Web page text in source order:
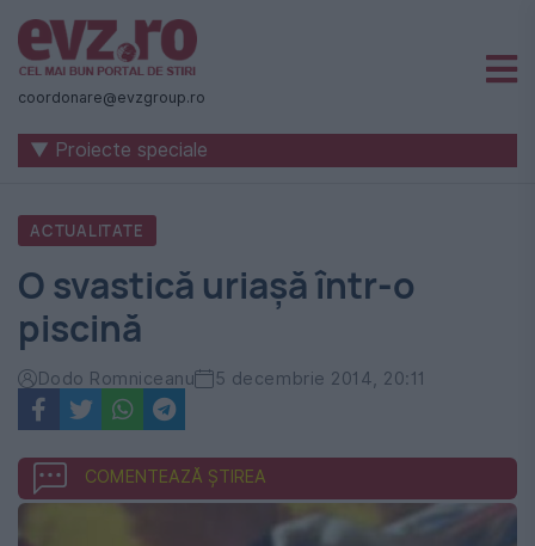
Știri
naționale
internaționale
România
-
Evenimentul
Zilei
coordonare@evzgroup.ro
▼ Proiecte speciale
ACTUALITATE
O svastică uriașă într-o
piscină
Dodo Romniceanu 5 decembrie 2014, 20:11
COMENTEAZĂ ȘTIREA